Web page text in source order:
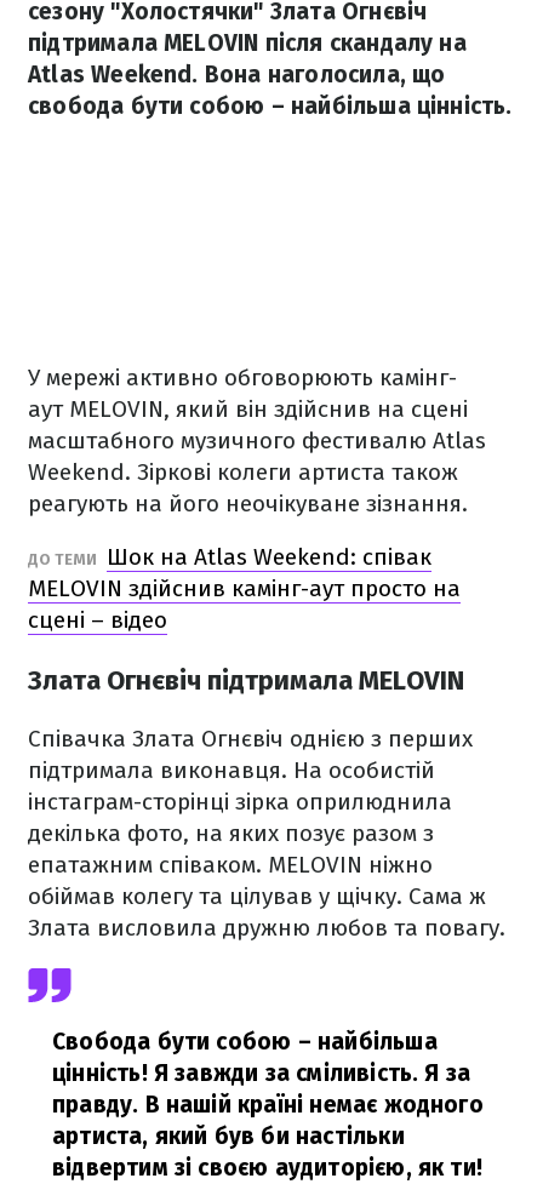
сезону "Холостячки" Злата Огнєвіч
підтримала MELOVIN після скандалу на
Atlas Weekend. Вона наголосила, що
свобода бути собою – найбільша цінність.
У мережі активно обговорюють камінг-
аут MELOVIN, який він здійснив на сцені
масштабного музичного фестивалю Atlas
Weekend. Зіркові колеги артиста також
реагують на його неочікуване зізнання.
ДО ТЕМИ
Шок на Atlas Weekend: співак
MELOVIN здійснив камінг-аут просто на
сцені – відео
Злата Огнєвіч підтримала MELOVIN
Співачка Злата Огнєвіч однією з перших
підтримала виконавця. На особистій
інстаграм-сторінці зірка оприлюднила
декілька фото, на яких позує разом з
епатажним співаком. MELOVIN ніжно
обіймав колегу та цілував у щічку. Сама ж
Злата висловила дружню любов та повагу.
Свобода бути собою – найбільша
цінність! Я завжди за сміливість. Я за
правду. В нашій країні немає жодного
артиста, який був би настільки
відвертим зі своєю аудиторією, як ти!